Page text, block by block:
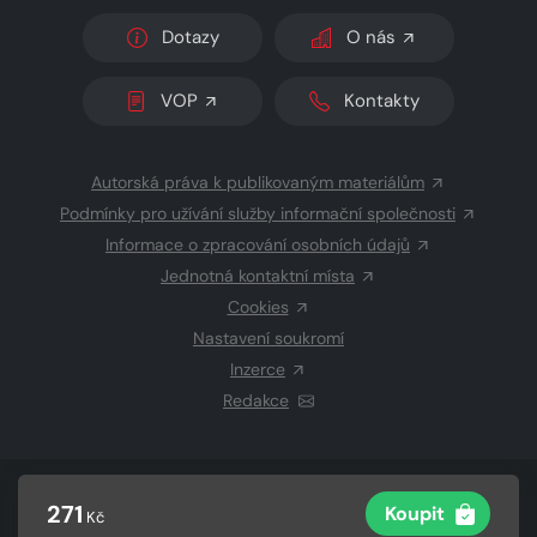
271 Kč Koupit
Dotazy O nás
VOP Kontakty
Autorská práva k publikovaným materiálům
Podmínky pro užívání služby informační společnosti
Informace o zpracování osobních údajů
Jednotná kontaktní místa
Cookies
Nastavení soukromí
Inzerce
Redakce
CZECH NEWS CENTER a.s.a dodavatelé